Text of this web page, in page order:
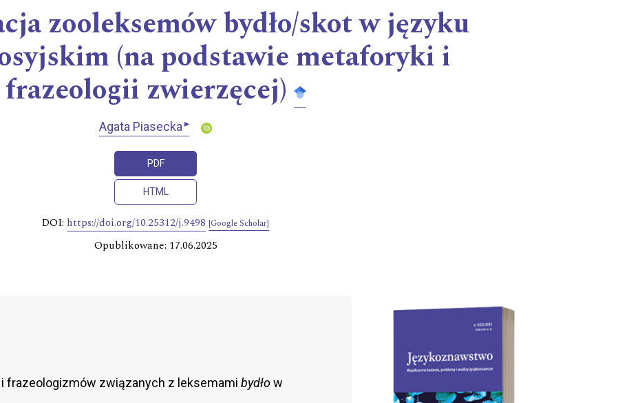
zooleksemów bydło/skot w języku
(na podstawie metaforyki i
frazeologii zwierzęcej)
Agata Piasecka ▸
PDF
HTML
DOI: https://doi.org/10.25312/j.9498 [Google Scholar]
Opublikowane: 17.06.2025
frazeologizmów związanych z leksemami bydłow
Cover image